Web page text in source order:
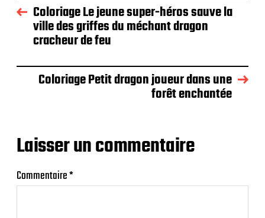
Coloriage Le jeune super-héros sauve la
ville des griffes du méchant dragon
cracheur de feu
Coloriage Petit dragon joueur dans une
forêt enchantée
Laisser un commentaire
Commentaire*